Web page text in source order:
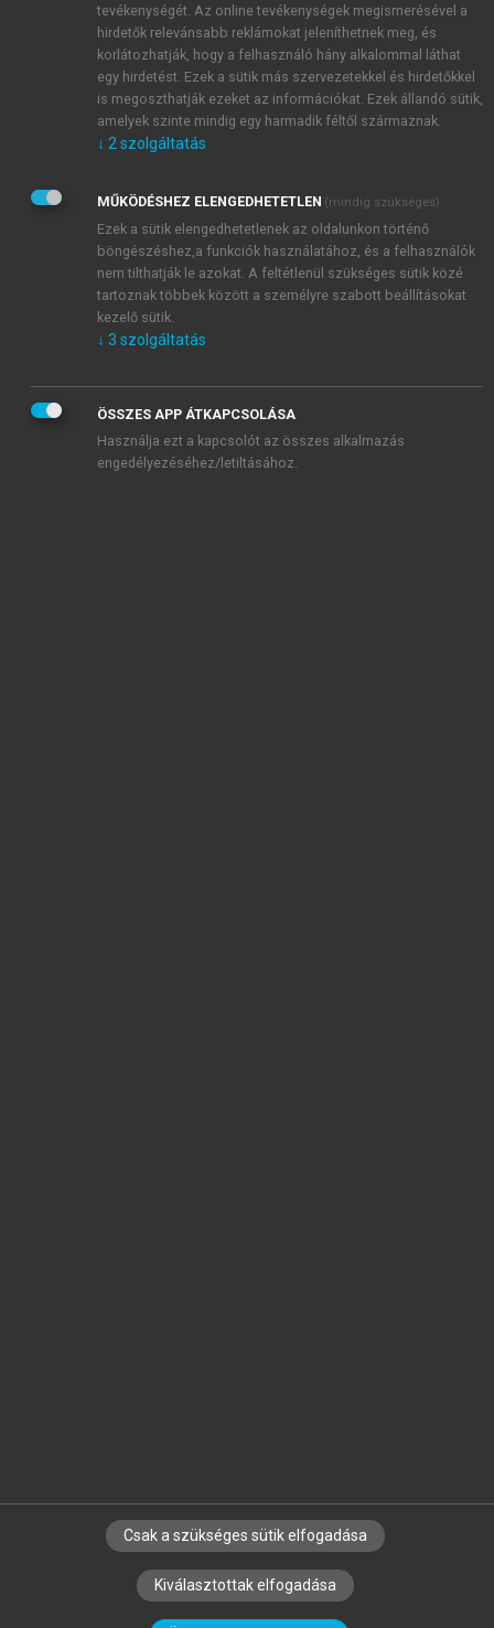
JELSZÓ ÚJRA
Kérek értesítést a MeRSZ újdonságairól, akcióiról.
Kérek értesítést az Akadémiai Kiadó Zrt. újdonságairól,
Adatkezelési tájékoztatóbanfoglaltakat tudomásul
veszem és elfogadom.
Általános vásárlási feltételeket, valamint a szotar.netés a
mersz.huoldalak licencszerződéseiben foglaltakat
tudomásul veszem és elfogadom.
KIPRÓBÁLOM
SZERZŐKNEK CÉGEKNEK KÖNYVTÁROSOKNAK
SZERKESZTÉSI ÉS LEKTORÁLÁSI ALAPELVEK
tevékenységét. Az online tevékenységek megismerésével a
hirdetők relevánsabb reklámokat jeleníthetnek meg, és
korlátozhatják, hogy a felhasználó hány alkalommal láthat
egy hirdetést. Ezek a sütik más szervezetekkel és hirdetőkkel
is megoszthatják ezeket az információkat. Ezek állandó sütik,
amelyek szinte mindig egy harmadik féltől származnak.
↓ 2 szolgáltatás
MŰKÖDÉSHEZ ELENGEDHETETLEN (mindig szükséges)
Ezek a sütik elengedhetetlenek az oldalunkon történő
böngészéshez,a funkciók használatához, és a felhasználók
nem tilthatják le azokat. A feltétlenül szükséges sütik közé
tartoznak többek között a személyre szabott beállításokat
kezelő sütik.
↓ 3 szolgáltatás
ÖSSZES APP ÁTKAPCSOLÁSA
Használja ezt a kapcsolót az összes alkalmazás
engedélyezéséhez/letiltásához.
Csak a szükséges sütik elfogadása
Kiválasztottak elfogadása